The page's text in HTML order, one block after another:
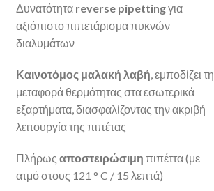
Δυνατότητα reverse pipettingγια
αξιόπιστο πιπετάρισμα πυκνών
διαλυμάτων
Καινοτόμος μαλακή λαβή , εμποδίζει τη
μεταφορά θερμότητας στα εσωτερικά
εξαρτήματα, διασφαλίζοντας την ακριβή
λειτουργία της πιπέτας
Πλήρως αποστειρώσιμη πιπέττα (με
ατμό στους 121 ° C / 15 λεπτά)